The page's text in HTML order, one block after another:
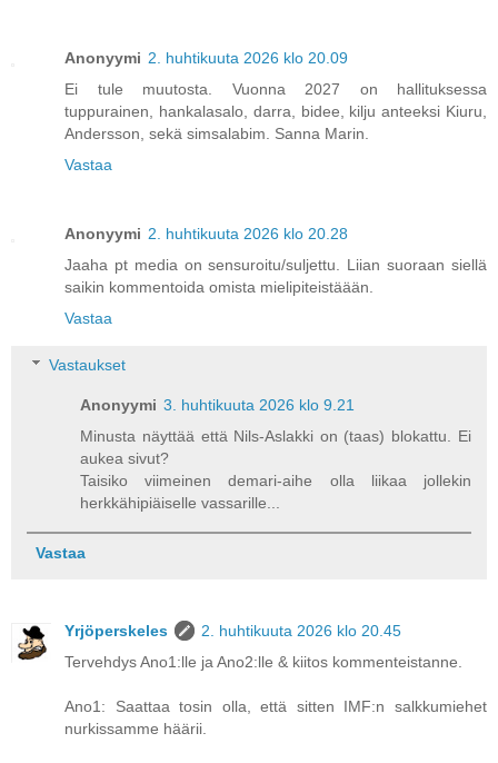
Anonyymi 2. huhtikuuta 2026 klo 20.09
Ei tule muutosta. Vuonna 2027 on hallituksessa
tuppurainen, hankalasalo, darra, bidee, kilju anteeksi Kiuru,
Andersson, sekä simsalabim. Sanna Marin.
Vastaa
Anonyymi 2. huhtikuuta 2026 klo 20.28
Jaaha pt media on sensuroitu/suljettu. Liian suoraan siellä
saikin kommentoida omista mielipiteistäään.
Vastaa
Vastaukset
Anonyymi 3. huhtikuuta 2026 klo 9.21
Minusta näyttää että Nils-Aslakki on (taas) blokattu. Ei
aukea sivut?
Taisiko viimeinen demari-aihe olla liikaa jollekin
herkkähipiäiselle vassarille...
Vastaa
Yrjöperskeles
2. huhtikuuta 2026 klo 20.45
Tervehdys Ano1:lle ja Ano2:lle & kiitos kommenteistanne.
Ano1: Saattaa tosin olla, että sitten IMF:n salkkumiehet
nurkissamme häärii.